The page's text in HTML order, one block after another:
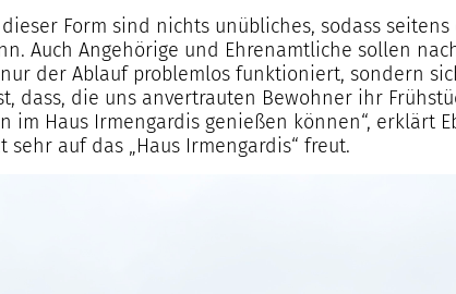
Form sind nichts unübliches, sodass
Auch Angehörige und Ehrenamtliche sollen
der Ablauf problemlos funktioniert, sondern
dass, die uns anvertrauten Bewohner ihr
im Haus Irmengardis genießen können“, erklärt
sehr auf das „Haus Irmengardis“ freut.